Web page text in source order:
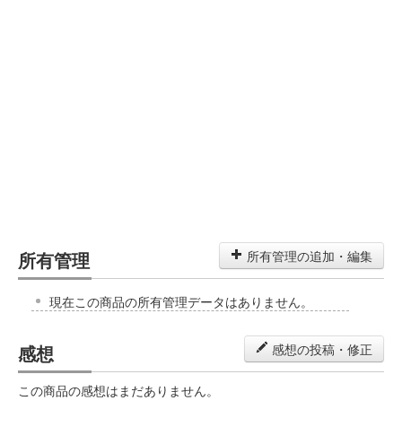
所有管理 所有管理の追加・編集
現在この商品の所有管理データはありません。
感想 感想の投稿・修正
この商品の感想はまだありません。